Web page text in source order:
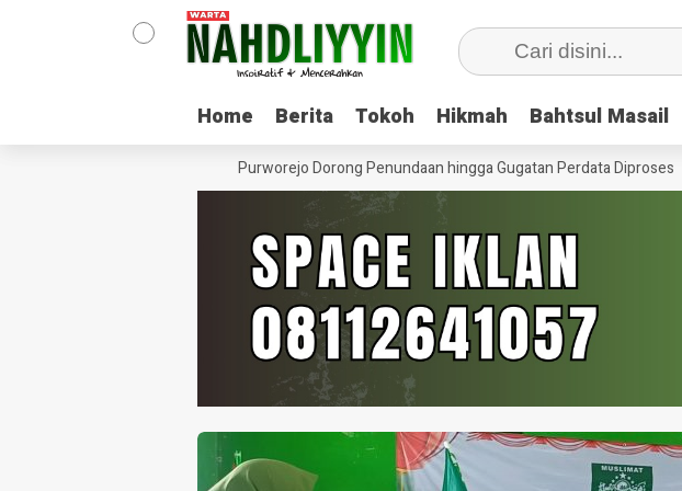
Home Berita Tokoh Hikmah Bahtsul Masail
Home Berita Tokoh Hikmah Bahtsul Masail
Minhajut Tholibin, Pemkab Purworejo Dorong Penundaan hingga Gugatan Perdata Diproses